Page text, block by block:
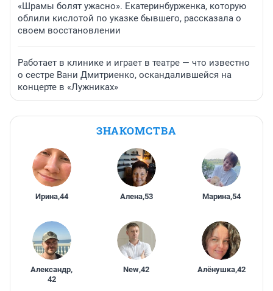
«Шрамы болят ужасно». Екатеринбурженка, которую
облили кислотой по указке бывшего, рассказала о
своем восстановлении
Работает в клинике и играет в театре — что известно
о сестре Вани Дмитриенко, оскандалившейся на
концерте в «Лужниках»
ЗНАКОМСТВА
Ирина,44 Алена,53 Марина,54
Александр,
42
New,42 Алёнушка,42